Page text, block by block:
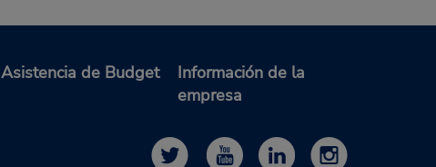
Asistencia de Budget
Información de la
empresa